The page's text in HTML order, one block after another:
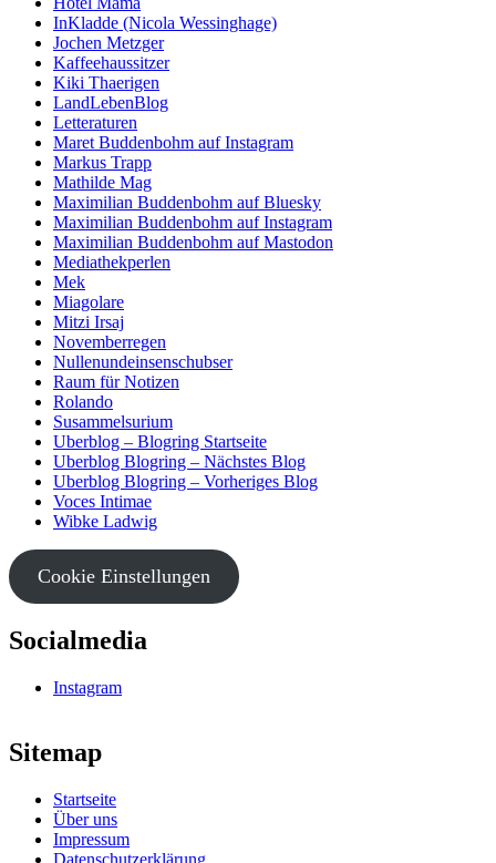
InKladde (Nicola Wessinghage)
Jochen Metzger
Kaffeehaussitzer
Kiki Thaerigen
LandLebenBlog
Letteraturen
Maret Buddenbohm auf Instagram
Markus Trapp
Mathilde Mag
Maximilian Buddenbohm auf Bluesky
Maximilian Buddenbohm auf Instagram
Maximilian Buddenbohm auf Mastodon
Mediathekperlen
Mek
Miagolare
Mitzi Irsaj
Novemberregen
Nullenundeinsenschubser
Raum für Notizen
Rolando
Susammelsurium
Uberblog – Blogring Startseite
Uberblog Blogring – Nächstes Blog
Uberblog Blogring – Vorheriges Blog
Voces Intimae
Wibke Ladwig
Cookie Einstellungen
Socialmedia
Instagram
Sitemap
Startseite
Über uns
Impressum
Datenschutzerklärung